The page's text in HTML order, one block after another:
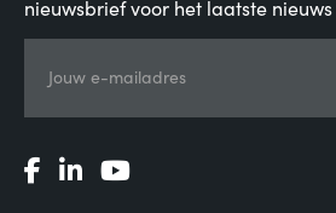
nieuwsbrief voor het laatste
Jouw e-mailadres